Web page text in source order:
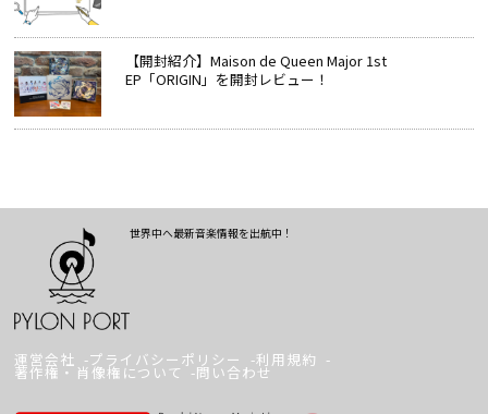
【開封紹介】Maison de Queen Major 1st
EP「ORIGIN」を開封レビュー！
世界中へ最新音楽情報を出航中！
運営会社 プライバシーポリシー 利用規約
著作権・肖像権について 問い合わせ